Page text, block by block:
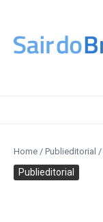
Home / Publieditorial /
Publieditorial